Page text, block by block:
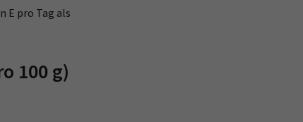
E pro Tag als
100 g)